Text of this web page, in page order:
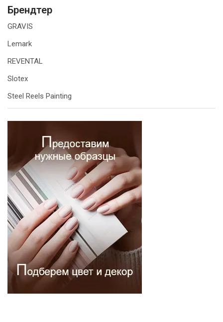
Брендтер
GRAVIS
Lemark
REVENTAL
Slotex
Steel Reels Painting